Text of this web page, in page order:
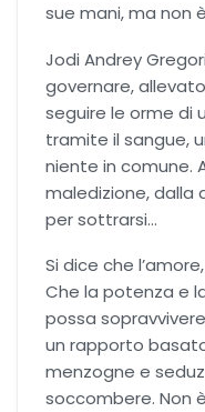
sue mani, ma non
Jodi Andrey
governare,
seguire le orme di
tramite il sangue,
niente in comune.
maledizione, dalla
per sottrarsi…
Si dice che
Che la potenza e
possa
un rapporto
menzogne e
soccombere. Non